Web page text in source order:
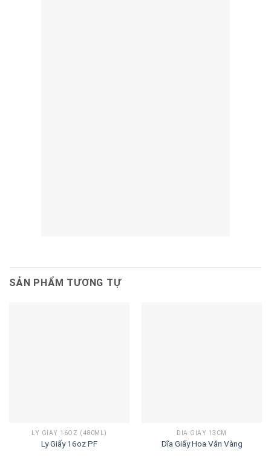
SẢN PHẨM TƯƠNG TỰ
LY GIẤY 16OZ (480ML)
Ly Giấy 16oz PF
DĨA GIẤY 13CM
Dĩa Giấy Hoa Văn Vàng